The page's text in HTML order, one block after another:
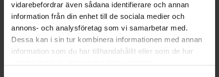
vidarebefordrar även sådana identifierare och annan
information från din enhet till de sociala medier och
annons- och analysföretag som vi samarbetar med.
Dessa kan i sin tur kombinera informationen med annan
information som du har tillhandahållit eller som de har
49 kr
7g - C/R
69 kr